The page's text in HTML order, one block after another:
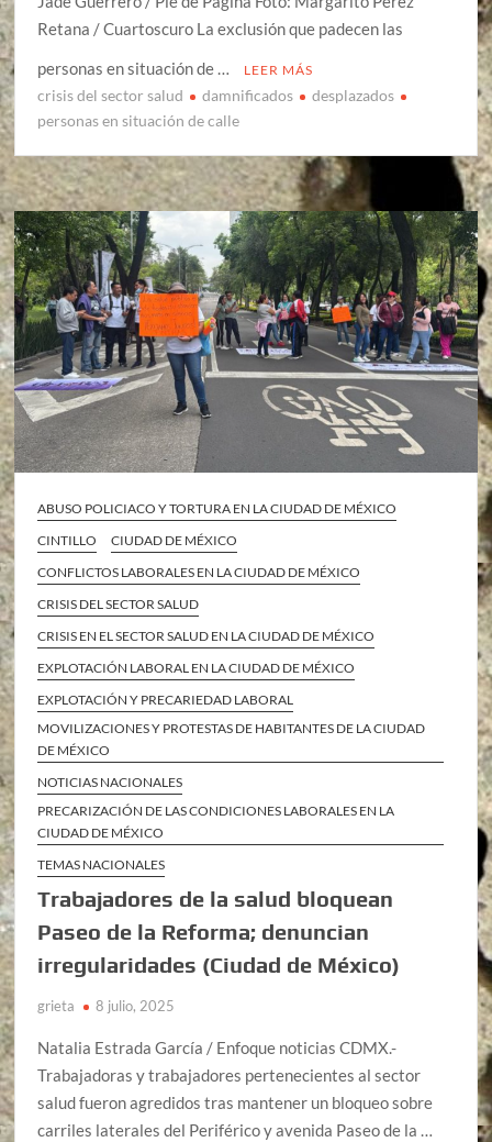
Retana / Cuartoscuro La exclusión que padecen las
personas en situación de …
LEER MÁS
crisis del sector salud damnificados
desplazados
personas en situación de calle
ABUSO POLICIACO Y TORTURA EN LA CIUDAD DE MÉXICO
CINTILLO
CIUDAD DE MÉXICO
CONFLICTOS LABORALES EN LA CIUDAD DE MÉXICO
CRISIS DEL SECTOR SALUD
CRISIS EN EL SECTOR SALUD EN LA CIUDAD DE MÉXICO
EXPLOTACIÓN LABORAL EN LA CIUDAD DE MÉXICO
EXPLOTACIÓN Y PRECARIEDAD LABORAL
MOVILIZACIONES Y PROTESTAS DE HABITANTES DE LA CIUDAD
DE MÉXICO
NOTICIAS NACIONALES
PRECARIZACIÓN DE LAS CONDICIONES LABORALES EN LA
CIUDAD DE MÉXICO
TEMAS NACIONALES
Trabajadores de la salud bloquean
Paseo de la Reforma; denuncian
irregularidades (Ciudad de México)
grieta 8 julio, 2025
Natalia Estrada García / Enfoque noticias CDMX.-
Trabajadoras y trabajadores pertenecientes al sector
salud fueron agredidos tras mantener un bloqueo sobre
carriles laterales del Periférico y avenida Paseo de la …